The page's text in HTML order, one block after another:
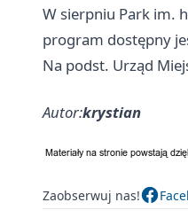
W sierpniu Park im.
program dostępny
Na podst. Urząd
Autor:krystian
Zaobserwuj nas!